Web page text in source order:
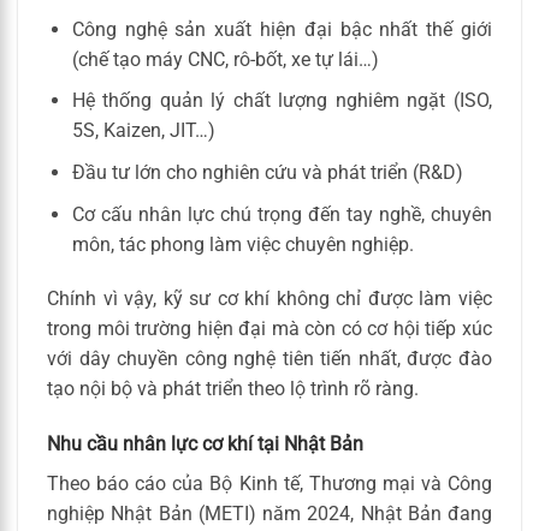
Công nghệ sản xuất hiện đại bậc nhất thế giới
(chế tạo máy CNC, rô-bốt, xe tự lái…)
Hệ thống quản lý chất lượng nghiêm ngặt (ISO,
5S, Kaizen, JIT…)
Đầu tư lớn cho nghiên cứu và phát triển (R&D)
Cơ cấu nhân lực chú trọng đến tay nghề, chuyên
môn, tác phong làm việc chuyên nghiệp.
Chính vì vậy, kỹ sư cơ khí không chỉ được làm việc
trong môi trường hiện đại mà còn có cơ hội tiếp xúc
với dây chuyền công nghệ tiên tiến nhất, được đào
tạo nội bộ và phát triển theo lộ trình rõ ràng.
Nhu cầu nhân lực cơ khí tại Nhật Bản
Theo báo cáo của Bộ Kinh tế, Thương mại và Công
nghiệp Nhật Bản (METI) năm 2024, Nhật Bản đang